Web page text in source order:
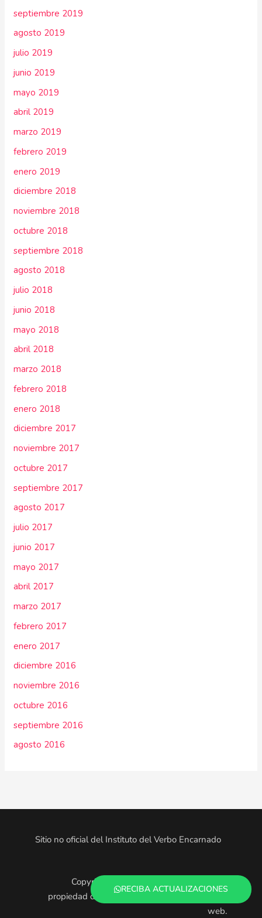
septiembre 2019
agosto 2019
julio 2019
junio 2019
mayo 2019
abril 2019
marzo 2019
febrero 2019
enero 2019
diciembre 2018
noviembre 2018
octubre 2018
septiembre 2018
agosto 2018
julio 2018
junio 2018
mayo 2018
abril 2018
marzo 2018
febrero 2018
enero 2018
diciembre 2017
noviembre 2017
octubre 2017
septiembre 2017
agosto 2017
julio 2017
junio 2017
mayo 2017
abril 2017
marzo 2017
febrero 2017
enero 2017
diciembre 2016
noviembre 2016
octubre 2016
septiembre 2016
agosto 2016
RECIBA ACTUALIZACIONES
Sitio no oficial del Instituto del Verbo Encarnado
Copyright © 2025. Todo el contenido es
propiedad de los administradores de este sitio
web.